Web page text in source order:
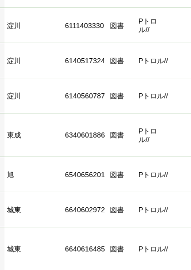
淀川 6111403330 図書
Pトロ
ル//
淀川 6140517324 図書 Pトロル//
淀川 6140560787 図書 Pトロル//
東成 6340601886 図書
Pトロ
ル//
旭 6540656201 図書 Pトロル//
城東 6640602972 図書 Pトロル//
城東 6640616485 図書 Pトロル//